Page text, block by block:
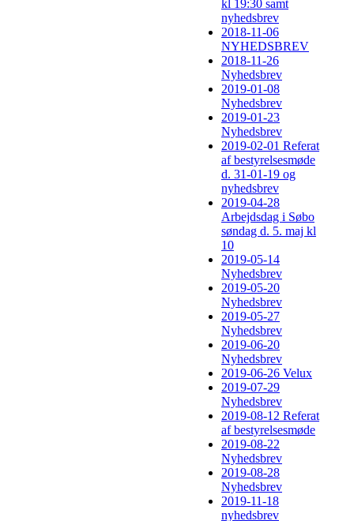
kl 19:30 samt
nyhedsbrev
2018-11-06
NYHEDSBREV
2018-11-26
Nyhedsbrev
2019-01-08
Nyhedsbrev
2019-01-23
Nyhedsbrev
2019-02-01 Referat
af bestyrelsesmøde
d. 31-01-19 og
nyhedsbrev
2019-04-28
Arbejdsdag i Søbo
søndag d. 5. maj kl
10
2019-05-14
Nyhedsbrev
2019-05-20
Nyhedsbrev
2019-05-27
Nyhedsbrev
2019-06-20
Nyhedsbrev
2019-06-26 Velux
2019-07-29
Nyhedsbrev
2019-08-12 Referat
af bestyrelsesmøde
2019-08-22
Nyhedsbrev
2019-08-28
Nyhedsbrev
2019-11-18
nyhedsbrev